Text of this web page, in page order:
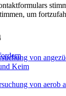
um
von
Keim
von aerob